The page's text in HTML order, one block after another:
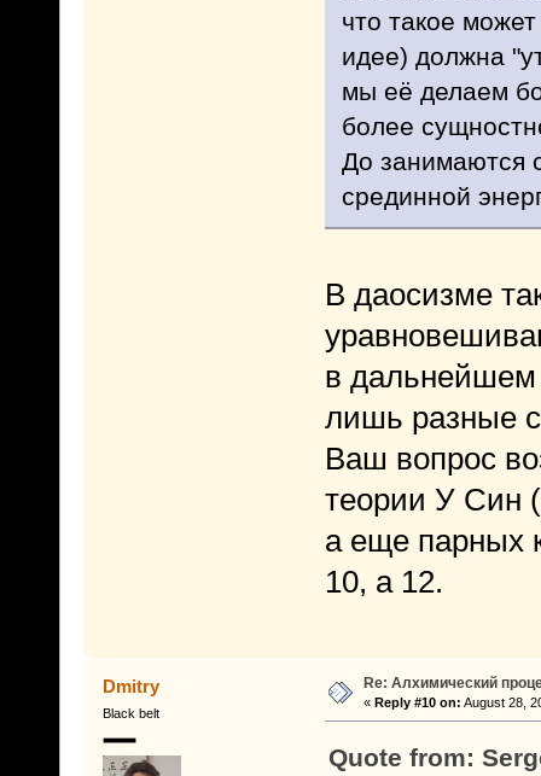
что такое
идее) должна
мы её делаем
более
До занимаются
срединной
В даосизме
в дальнейшем
лишь разные
Ваш вопрос
теории У Син
а еще парных
10, а 12.
Dmitry
Black belt
Re: Алхимический
« Reply #10 on: August 28,
Quote from: